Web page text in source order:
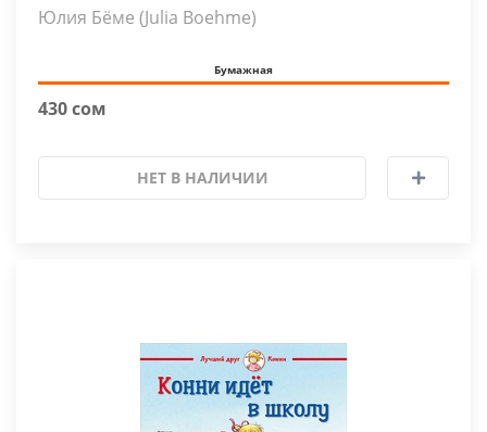
Юлия Бёме (Julia Boehme)
Бумажная
430 сом
НЕТ В НАЛИЧИИ